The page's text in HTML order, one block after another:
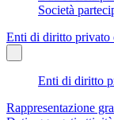
Società
Enti di diritto privato
Enti di diritto
Rappresentazione